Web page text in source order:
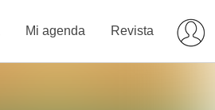
Mi agenda Revista